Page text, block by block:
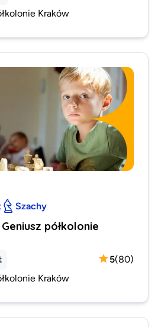
Kraków
Szachy
półkolonie
5(80)
Kraków